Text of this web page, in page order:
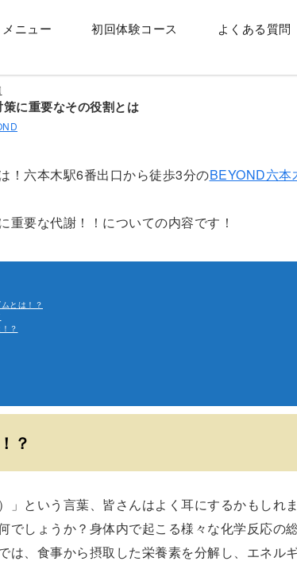
ニュー 初回体験コース よくある質問
に重要なその役割とは
！六本木駅6番出口から徒歩3分のBEYOND六本
重要な代謝！！についての内容です！
とは！？
？
？
」という言葉、皆さんはよく耳にするかもしれ
でしょうか？身体内で起こる様々な化学反応の
は、食事から摂取した栄養素を分解し、エネル